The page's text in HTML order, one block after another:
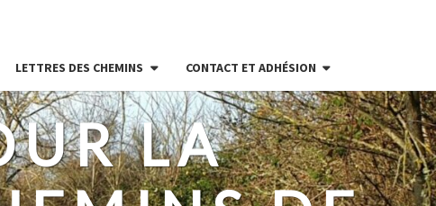
LETTRES DES CHEMINS CONTACT ET ADHÉSION
LA